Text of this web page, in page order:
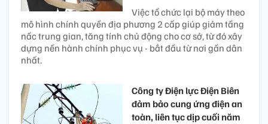
Việc tổ chức lại bộ máy theo
mô hình chính quyền địa phương 2 cấp giúp giảm tầng
nấc trung gian, tăng tính chủ động cho cơ sở, từ đó xây
dựng nền hành chính phục vụ - bắt đầu từ nơi gần dân
nhất.
Công ty Điện lực Điện Biên
đảm bảo cung ứng điện an
toàn, liên tục dịp cuối năm